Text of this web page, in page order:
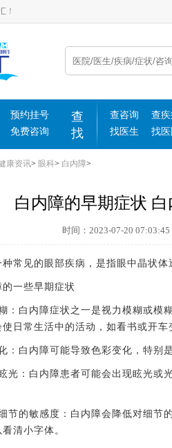
！
预约挂号
免费咨询
查
找
查咨询 查疾
找医生
找
康资讯> 眼科> 白内障>
白内障的早期症状
时间：2023-07-20 07:03:45
见的眼部疾病，是指眼中晶状体
一些早期症状
白内障症状之一是视力模糊或模
日常生活中的活动，如看书或开车
白内障可能导致色彩变化，特别是
：白内障患者可能会出现眩光或
的敏感度：白内障会降低对细节
清小字体。